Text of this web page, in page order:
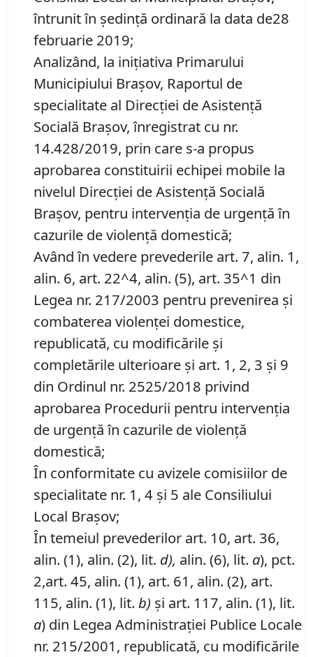
întrunit în şedinţă ordinară la data de28
februarie 2019;
Analizând, la iniţiativa Primarului
Municipiului Braşov, Raportul de
specialitate al Direcţiei de Asistenţă
Socială Braşov, înregistrat cu nr.
14.428/2019, prin care s-a propus
aprobarea constituirii echipei mobile la
nivelul Direcţiei de Asistenţă Socială
Braşov, pentru intervenţia de urgenţă în
cazurile de violenţă domestică;
Având în vedere prevederile art. 7, alin. 1,
alin. 6, art. 22^4, alin. (5), art. 35^1 din
Legea nr. 217/2003 pentru prevenirea şi
combaterea violenţei domestice,
republicată, cu modificările şi
completările ulterioare şi art. 1, 2, 3 şi 9
din Ordinul nr. 2525/2018 privind
aprobarea Procedurii pentru intervenţia
de urgenţă în cazurile de violenţă
domestică;
În conformitate cu avizele comisiilor de
specialitate nr. 1, 4 şi 5 ale Consiliului
Local Braşov;
În temeiul prevederilor art. 10, art. 36,
alin. (1), alin. (2), lit. d), alin. (6), lit. a), pct.
2,art. 45, alin. (1), art. 61, alin. (2), art.
115, alin. (1), lit. b) şi art. 117, alin. (1), lit.
a) din Legea Administraţiei Publice Locale
nr. 215/2001, republicată, cu modificările